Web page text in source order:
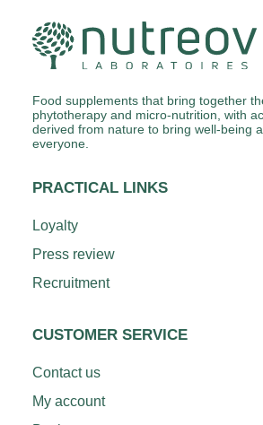
Food supplements that bring together
phytotherapy and micro-nutrition, with
derived from nature to bring well-being
everyone.
PRACTICAL LINKS
Loyalty
Press review
Recruitment
CUSTOMER SERVICE
Contact us
My account